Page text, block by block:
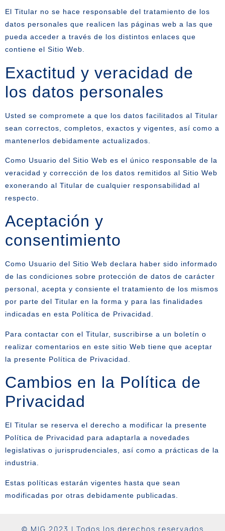
El Titular no se hace responsable del tratamiento de los
datos personales que realicen las páginas web a las que
pueda acceder a través de los distintos enlaces que
contiene el Sitio Web.
Exactitud y veracidad de
los datos personales
Usted se compromete a que los datos facilitados al Titular
sean correctos, completos, exactos y vigentes, así como a
mantenerlos debidamente actualizados.
Como Usuario del Sitio Web es el único responsable de la
veracidad y corrección de los datos remitidos al Sitio Web
exonerando al Titular de cualquier responsabilidad al
respecto.
Aceptación y
consentimiento
Como Usuario del Sitio Web declara haber sido informado
de las condiciones sobre protección de datos de carácter
personal, acepta y consiente el tratamiento de los mismos
por parte del Titular en la forma y para las finalidades
indicadas en esta Política de Privacidad.
Para contactar con el Titular, suscribirse a un boletín o
realizar comentarios en este sitio Web tiene que aceptar
la presente Política de Privacidad.
Cambios en la Política de
Privacidad
El Titular se reserva el derecho a modificar la presente
Política de Privacidad para adaptarla a novedades
legislativas o jurisprudenciales, así como a prácticas de la
industria.
Estas políticas estarán vigentes hasta que sean
modificadas por otras debidamente publicadas.
© MIG 2023 | Todos los derechos reservados